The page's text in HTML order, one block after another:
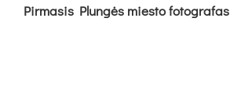
Pir­ma­sis Plun­gės mies­to fo­tog­ra­fas